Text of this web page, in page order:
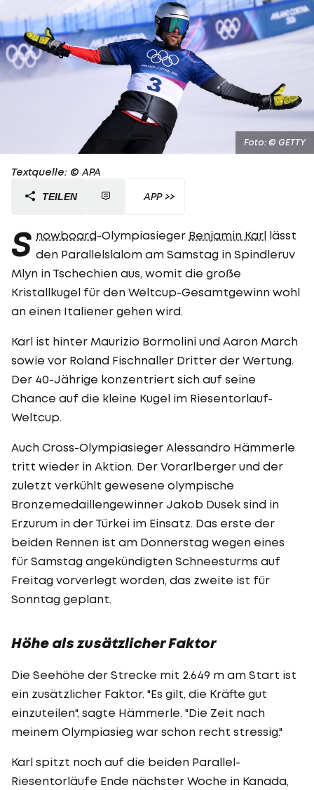
Foto: © GETTY
Textquelle: © APA
TEILEN APP >>
S nowboard-Olympiasieger Benjamin Karl lässt
den Parallelslalom am Samstag in Spindleruv
Mlyn in Tschechien aus, womit die große
Kristallkugel für den Weltcup-Gesamtgewinn wohl
an einen Italiener gehen wird.
Karl ist hinter Maurizio Bormolini und Aaron March
sowie vor Roland Fischnaller Dritter der Wertung.
Der 40-Jährige konzentriert sich auf seine
Chance auf die kleine Kugel im Riesentorlauf-
Weltcup.
Auch Cross-Olympiasieger Alessandro Hämmerle
tritt wieder in Aktion. Der Vorarlberger und der
zuletzt verkühlt gewesene olympische
Bronzemedaillengewinner Jakob Dusek sind in
Erzurum in der Türkei im Einsatz. Das erste der
beiden Rennen ist am Donnerstag wegen eines
für Samstag angekündigten Schneesturms auf
Freitag vorverlegt worden, das zweite ist für
Sonntag geplant.
Höhe als zusätzlicher Faktor
Die Seehöhe der Strecke mit 2.649 m am Start ist
ein zusätzlicher Faktor. "Es gilt, die Kräfte gut
einzuteilen", sagte Hämmerle. "Die Zeit nach
meinem Olympiasieg war schon recht stressig."
Karl spitzt noch auf die beiden Parallel-
Riesentorläufe Ende nächster Woche in Kanada,